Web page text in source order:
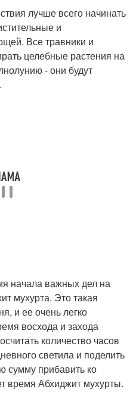
лучше всего начинать
и
Все травники и
целебные растения на
- они будут
начала важных дел на
мухурта. Это такая
и ее очень легко
восхода и захода
количество часов
светила и поделить
сумму прибавить ко
время Абхиджит мухурты.